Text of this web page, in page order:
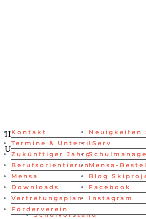
Home Neuigkeiten
Lehrer
Unsere Schule
Kontakt
Termine & Unterrichtszeiten
Zukünftiger Jahrgang 5
Berufsorientierung
Mensa
Downloads
Vertretungsplan
Förderverein
Links
Neuigkeiten
IServ
Mensa-
Blog
Facebook
Instagram
Home
Neuigkeiten
Menschen
Lehrer
Schüler
Schulvorstand